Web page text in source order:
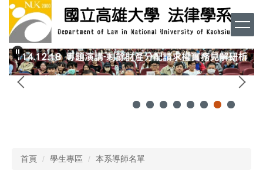
跳
主
要
內
容
首頁 學生專區 本系導師名單